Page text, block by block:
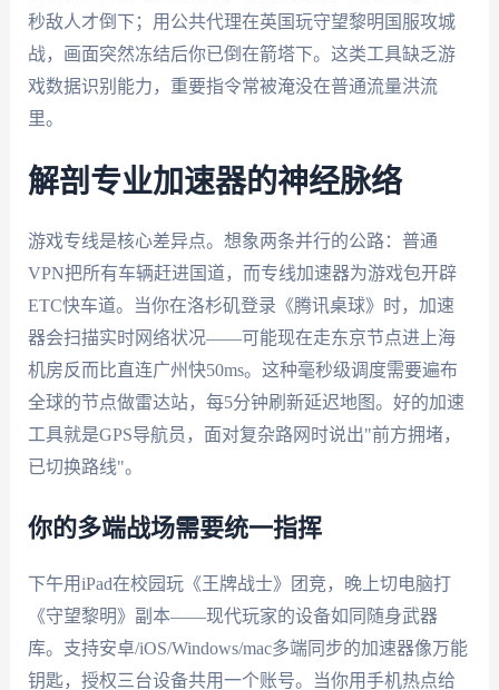
秒敌人才倒下；用公共代理在英国玩守望黎明国服攻城
战，画面突然冻结后你已倒在箭塔下。这类工具缺乏游
戏数据识别能力，重要指令常被淹没在普通流量洪流
里。
解剖专业加速器的神经脉络
游戏专线是核心差异点。想象两条并行的公路：普通
VPN把所有车辆赶进国道，而专线加速器为游戏包开辟
ETC快车道。当你在洛杉矶登录《腾讯桌球》时，加速
器会扫描实时网络状况——可能现在走东京节点进上海
机房反而比直连广州快50ms。这种毫秒级调度需要遍布
全球的节点做雷达站，每5分钟刷新延迟地图。好的加速
工具就是GPS导航员，面对复杂路网时说出"前方拥堵，
已切换路线"。
你的多端战场需要统一指挥
下午用iPad在校园玩《王牌战士》团竞，晚上切电脑打
《守望黎明》副本——现代玩家的设备如同随身武器
库。支持安卓/iOS/Windows/mac多端同步的加速器像万能
钥匙，授权三台设备共用一个账号。当你用手机热点给